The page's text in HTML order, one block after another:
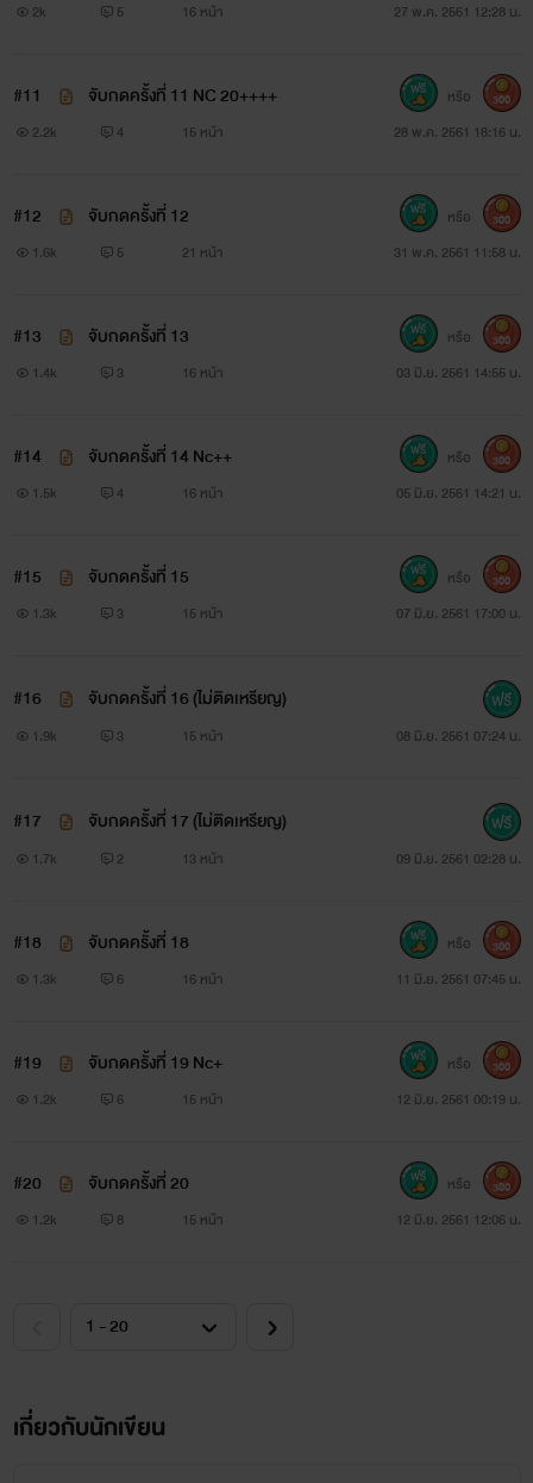
2k 5 16 หน้า 27 พ.ค. 2561 12:28 น.
#11 จับกดครั้งที่ 11 NC 20++++
2.2k 4 15 หน้า 28 พ.ค. 2561 18:16 น.
หรือ 300
#12 จับกดครั้งที่ 12
1.6k 5 21 หน้า 31 พ.ค. 2561 11:58 น.
หรือ 300
#13 จับกดครั้งที่ 13
1.4k 3 16 หน้า 03 มิ.ย. 2561 14:55 น.
หรือ 300
#14 จับกดครั้งที่ 14 Nc++
1.5k 4 16 หน้า 05 มิ.ย. 2561 14:21 น.
หรือ 300
#15 จับกดครั้งที่ 15
1.3k 3 15 หน้า 07 มิ.ย. 2561 17:00 น.
หรือ 300
#16 จับกดครั้งที่ 16 (ไม่ติดเหรียญ)
1.9k 3 15 หน้า 08 มิ.ย. 2561 07:24 น.
#17 จับกดครั้งที่ 17 (ไม่ติดเหรียญ)
1.7k 2 13 หน้า 09 มิ.ย. 2561 02:28 น.
#18 จับกดครั้งที่ 18
1.3k 6 16 หน้า 11 มิ.ย. 2561 07:45 น.
หรือ 300
#19 จับกดครั้งที่ 19 Nc+
1.2k 6 15 หน้า 12 มิ.ย. 2561 00:19 น.
หรือ 300
#20 จับกดครั้งที่ 20
1.2k 8 15 หน้า 12 มิ.ย. 2561 12:06 น.
หรือ 300
เกี่ยวกับนักเขียน